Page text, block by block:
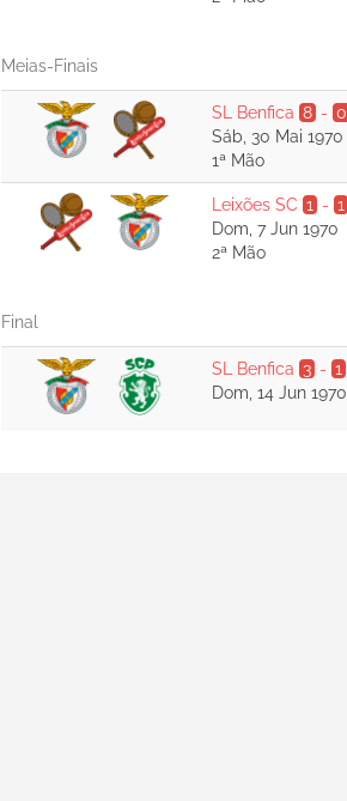
Meias-Finais
SL Benfica 8 -0
Sáb, 30 Mai 1970
1ª Mão
Leixões SC 1 -1
Dom, 7 Jun 1970
2ª Mão
Final
SL Benfica 3 -1
Dom, 14 Jun 1970